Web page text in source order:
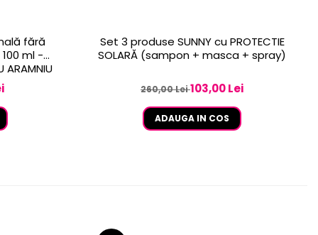
fără
100 ml -
ARAMNIU
Set 3 produse SUNNY cu PROTECTIE
SOLARĂ (sampon + masca + spray)
260,00 Lei103,00 Lei
ADAUGA IN COS